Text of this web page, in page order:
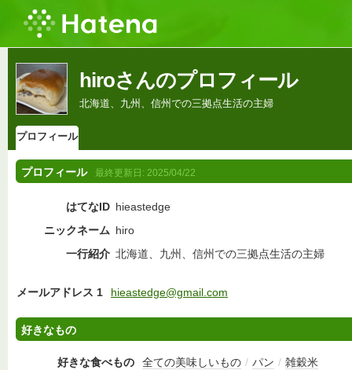
hiroさんのプロフィール
北海道、九州、信州での三拠点生活の主婦
プロフィール
プロフィール 最終更新日: 2025/04/22
はてなID hieastedge
ニックネーム hiro
一行紹介 北海道、九州、信州での三拠点生活の主婦
メールアドレス 1 hieastedge@gmail.com
好きなもの
好きな食べもの 全ての美味しいもの / パン / 雑穀米